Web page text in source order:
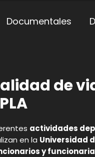
Documentales
de
actividades
en la Universidad
y